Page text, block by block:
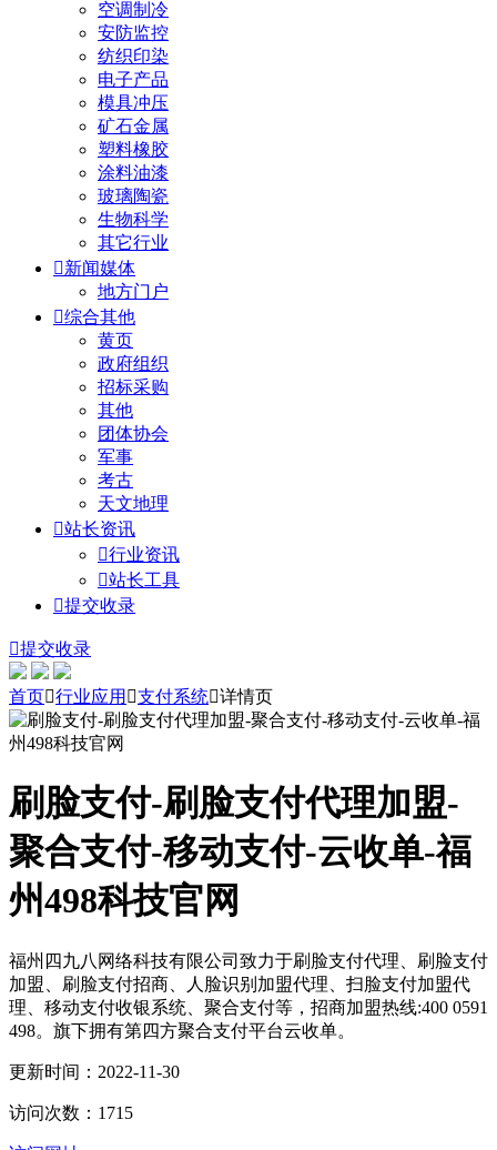
空调制冷
安防监控
纺织印染
电子产品
模具冲压
矿石金属
塑料橡胶
涂料油漆
玻璃陶瓷
生物科学
其它行业
新闻媒体
地方门户
综合其他
黄页
政府组织
招标采购
其他
团体协会
军事
考古
天文地理
站长资讯
行业资讯
站长工具
提交收录
提交收录
首页行业应用 支付系统详情页
刷脸支付-刷脸支付代理加盟-
聚合支付-移动支付-云收单-福
州498科技官网
福州四九八网络科技有限公司致力于刷脸支付代理、刷脸支付
加盟、刷脸支付招商、人脸识别加盟代理、扫脸支付加盟代
理、移动支付收银系统、聚合支付等，招商加盟热线:400 0591
498。旗下拥有第四方聚合支付平台云收单。
更新时间：2022-11-30
访问次数：1715